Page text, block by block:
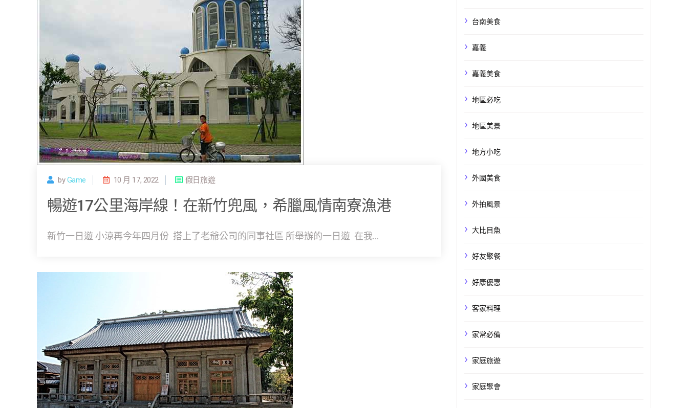
byGame 10 月 17, 2022 假日旅遊
暢遊17公里海岸線！在新竹兜風，希臘風情南寮漁港
新竹一日遊 小涼再今年四月份 搭上了老爺公司的同事社區 所舉辦的一日遊 在我...
台南美食
嘉義
嘉義美食
地區必吃
地區美景
地方小吃
外國美食
外拍風景
大比目魚
好友聚餐
好康優惠
客家料理
家常必備
家庭旅遊
家庭聚會